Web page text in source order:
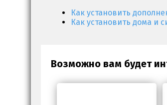
Как установить
Как установить дома и
Возможно вам будет